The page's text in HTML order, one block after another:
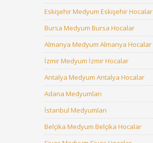
Eskişehir Medyum Eskişehir Hocalar
Bursa Medyum Bursa Hocalar
Almanya Medyum Almanya Hocalar
İzmir Medyum İzmir Hocalar
Antalya Medyum Antalya Hocalar
Adana Medyumları
İstanbul Medyumları
Belçika Medyum Belçika Hocalar